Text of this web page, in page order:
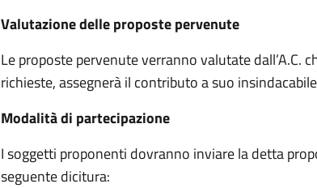
Valutazione delle proposte pervenute
Le proposte pervenute verranno valutate dall’A.C.
richieste, assegnerà il contributo a suo
Modalità di partecipazione
I soggetti proponenti dovranno inviare la detta
seguente dicitura: